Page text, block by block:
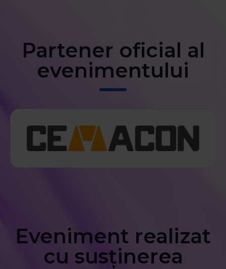
Partener oficial al
evenimentului
Eveniment realizat
cu susținerea